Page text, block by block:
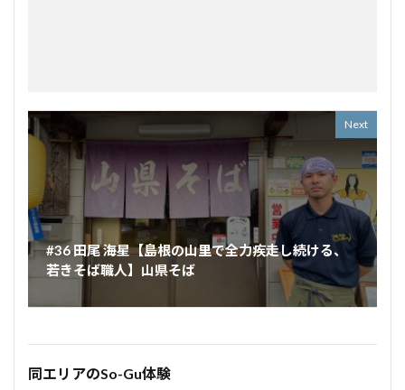
Next
#36 田尾 海星【島根の山里で全力疾走し続ける、
若きそば職人】山県そば
同エリアのSo-Gu体験